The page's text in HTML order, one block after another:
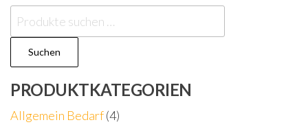
Suchen
nach:
Suchen
PRODUKTKATEGORIEN
Allgemein Bedarf(4)